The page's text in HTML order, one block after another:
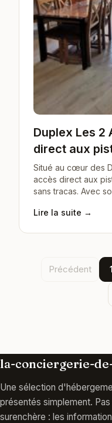
Duplex Les 2
direct aux
Situé au cœur des
accès direct aux
sans tracas. Avec
Lire la suite →
Précédent 1
la-conciergerie-
Une sélection
présentés simplement.
surenchère : les